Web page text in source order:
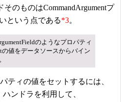
のものはCommandArgumentプ
という点である*3。
のようなプロパティ
の値をデータソースからバイン
ティの値をセットするには、
ンドラを利用して、